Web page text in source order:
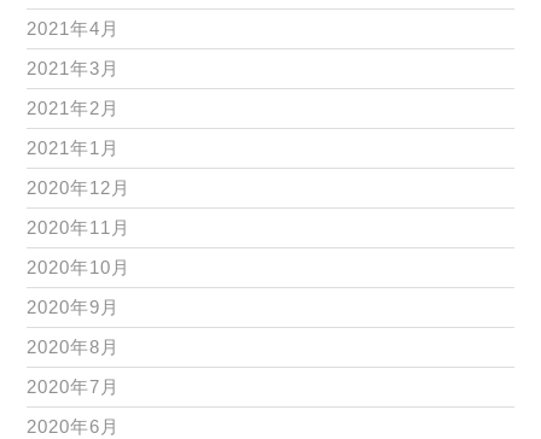
2021年4月
2021年3月
2021年2月
2021年1月
2020年12月
2020年11月
2020年10月
2020年9月
2020年8月
2020年7月
2020年6月